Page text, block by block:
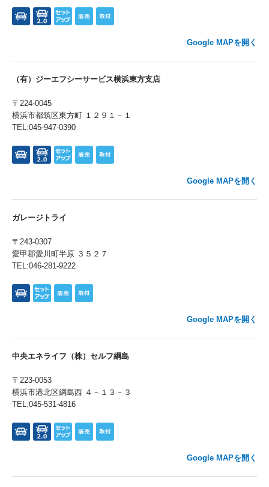
Google MAPを開く
（有）ジーエフシーサービス横浜東方支店
〒224-0045
横浜市都筑区東方町 １２９１－１
TEL:045-947-0390
Google MAPを開く
ガレージトライ
〒243-0307
愛甲郡愛川町半原 ３５２７
TEL:046-281-9222
Google MAPを開く
中央エネライフ（株）セルフ綱島
〒223-0053
横浜市港北区綱島西 ４－１３－３
TEL:045-531-4816
Google MAPを開く